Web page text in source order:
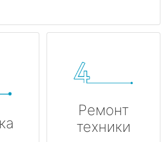
Ремонт
техники